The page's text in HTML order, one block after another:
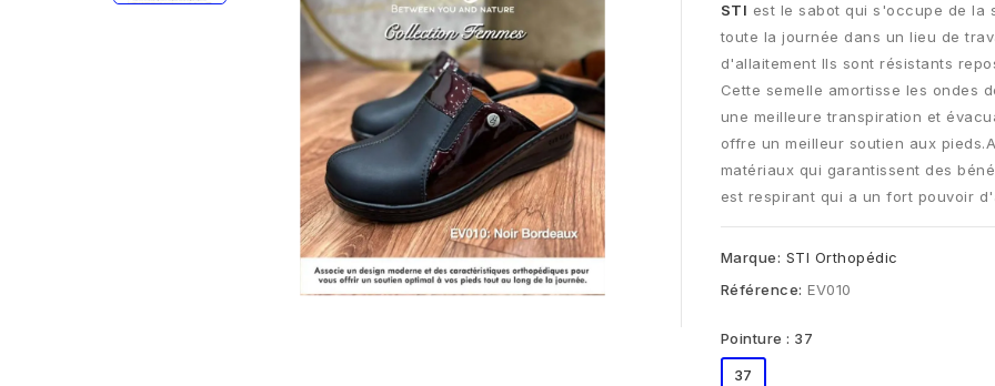
STI est le sabot qui s'occupe de la
toute la journée dans un lieu de
d'allaitement Ils sont résistants
Cette semelle amortisse les ondes
une meilleure transpiration et
offre un meilleur soutien aux
matériaux qui garantissent des
est respirant qui a un fort pouvoir
Marque: STI Orthopédic
Référence: EV010
Pointure : 37
37